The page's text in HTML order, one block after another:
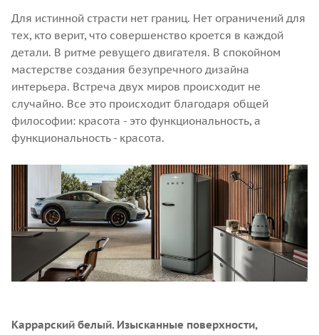
Для истинной страсти нет границ. Нет ограничений для
тех, кто верит, что совершенство кроется в каждой
детали. В ритме ревущего двигателя. В спокойном
мастерстве создания безупречного дизайна
интерьера. Встреча двух миров происходит не
случайно. Все это происходит благодаря общей
философии: красота - это функциональность, а
функциональность - красота.
Каррарский белый. Изысканные поверхности,